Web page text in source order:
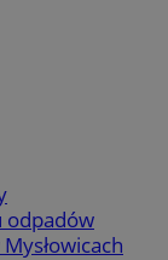
odpadów